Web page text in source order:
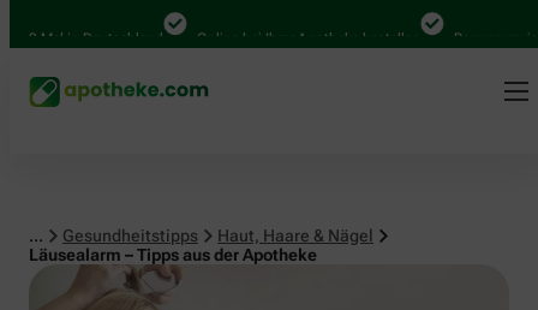
Mal in Deutschland Online bei Ihrer Apotheke bestellen Bequem
... Gesundheitstipps
Haut, Haare & Nägel
Läusealarm – Tipps aus der Apotheke
Haut, Haare & Nägel